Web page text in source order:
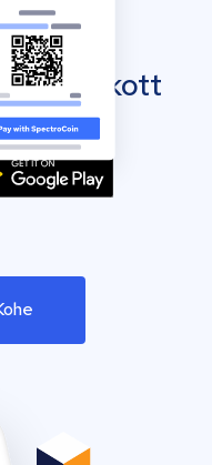
rahakott